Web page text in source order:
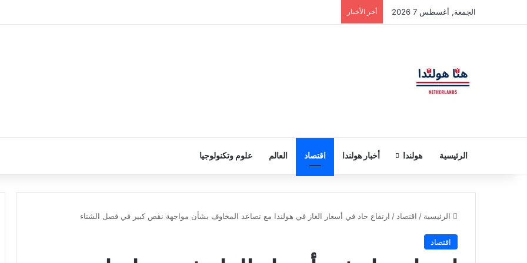
الجمعة, أغسطس 7 2026 أخر الأخبار
الرئيسية هولندا أخبار هولندا اقتصاد العالم علوم وتكنولوجيا
الرئيسية / اقتصاد / ارتفاع حاد في أسعار الغاز في هولندا مع تصاعد المخاوف بشأن مواجهة نقص كبير في فصل الشتاء
اقتصاد